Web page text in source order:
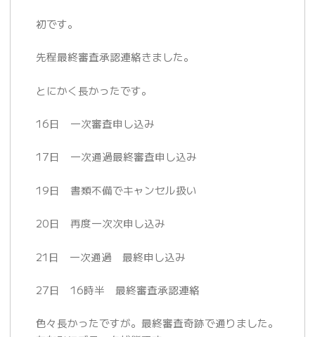
初です。
先程最終審査承認連絡きました。
とにかく長かったです。
16日 一次審査申し込み
17日 一次通過最終審査申し込み
19日 書類不備でキャンセル扱い
20日 再度一次次申し込み
21日 一次通過 最終申し込み
27日 16時半 最終審査承認連絡
色々長かったですが。最終審査奇跡で通りました。